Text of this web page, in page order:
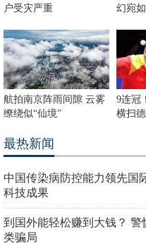
户受灾严重
幻宛
航拍南京阵雨间隙 云雾
缭绕似“仙境”
9连冠
横扫
最热新闻
中国传染病防控能力领先国
科技成果
到国外能轻松赚到大钱？ 警
类骗局